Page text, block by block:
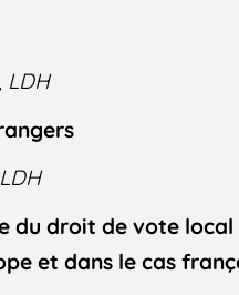
LDH
du droit de vote
et dans le cas